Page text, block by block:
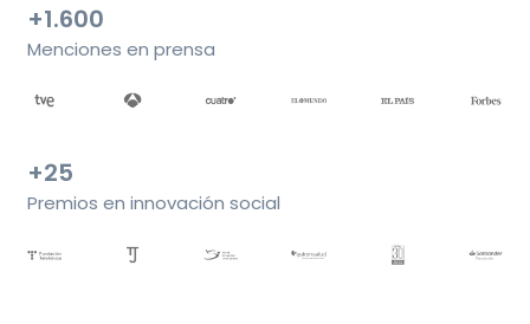
+1.600
Menciones en prensa
+25
Premios en innovación social